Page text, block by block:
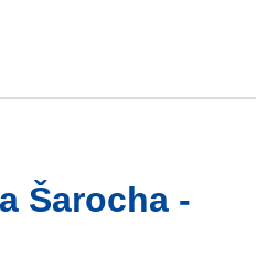
Šarocha -